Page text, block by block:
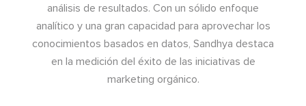
análisis de resultados. Con un sólido enfoque
analítico y una gran capacidad para aprovechar los
conocimientos basados en datos, Sandhya destaca
en la medición del éxito de las iniciativas de
marketing orgánico.